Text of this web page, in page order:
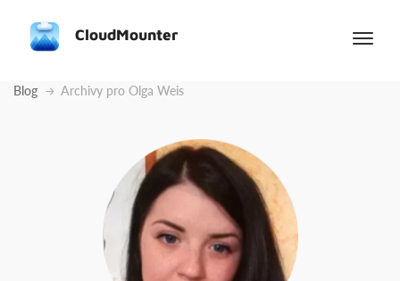
CloudMounter
Blog Archivy pro Olga Weis